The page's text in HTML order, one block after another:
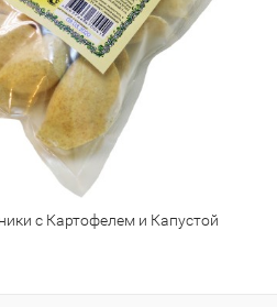
с Картофелем и Капустой